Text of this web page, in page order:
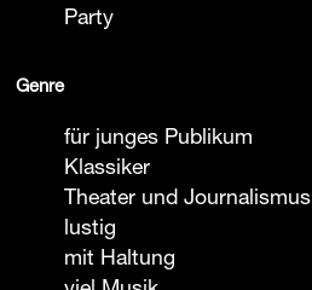
Party
Genre
für junges Publikum
Klassiker
Theater und Journalismus
lustig
mit Haltung